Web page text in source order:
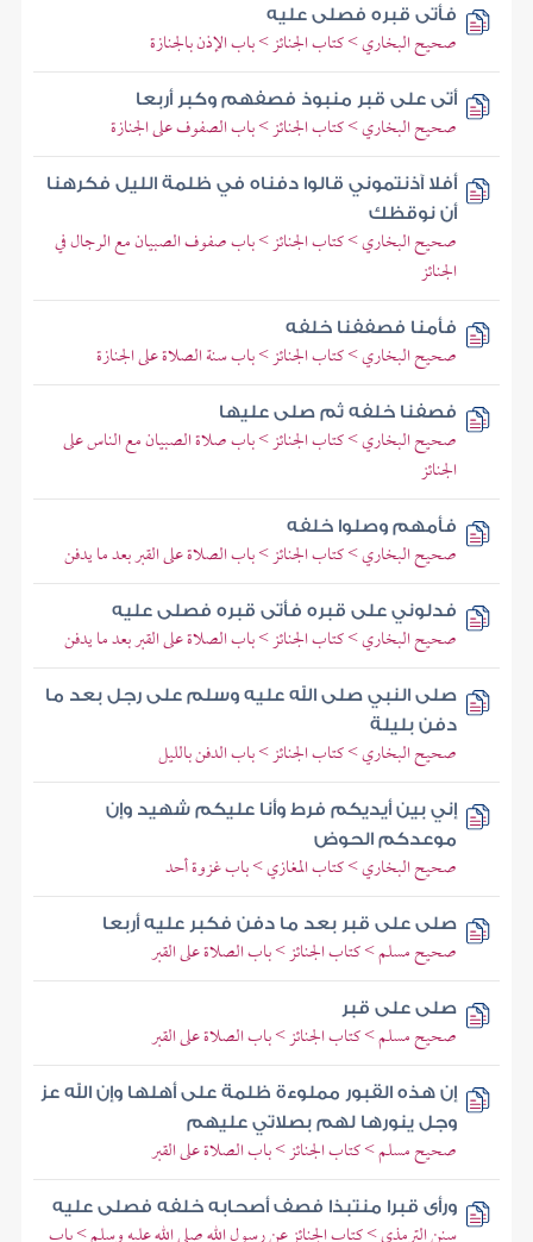
فأتى قبره فصلى عليه
صحيح البخاري > كتاب الجنائز > باب الإذن بالجنازة
أتى على قبر منبوذ فصفهم وكبر أربعا
صحيح البخاري > كتاب الجنائز > باب الصفوف على الجنازة
أفلا آذنتموني قالوا دفناه في ظلمة الليل فكرهنا
أن نوقظك
صحيح البخاري > كتاب الجنائز > باب صفوف الصبيان مع الرجال في
الجنائز
فأمنا فصففنا خلفه
صحيح البخاري > كتاب الجنائز > باب سنة الصلاة على الجنازة
فصفنا خلفه ثم صلى عليها
صحيح البخاري > كتاب الجنائز > باب صلاة الصبيان مع الناس على
الجنائز
فأمهم وصلوا خلفه
صحيح البخاري > كتاب الجنائز > باب الصلاة على القبر بعد ما يدفن
فدلوني على قبره فأتى قبره فصلى عليه
صحيح البخاري > كتاب الجنائز > باب الصلاة على القبر بعد ما يدفن
صلى النبي صلى الله عليه وسلم على رجل بعد ما
دفن بليلة
صحيح البخاري > كتاب الجنائز > باب الدفن بالليل
إني بين أيديكم فرط وأنا عليكم شهيد وإن
موعدكم الحوض
صحيح البخاري > كتاب المغازي > باب غزوة أحد
صلى على قبر بعد ما دفن فكبر عليه أربعا
صحيح مسلم > كتاب الجنائز > باب الصلاة على القبر
صلى على قبر
صحيح مسلم > كتاب الجنائز > باب الصلاة على القبر
إن هذه القبور مملوءة ظلمة على أهلها وإن الله عز
وجل ينورها لهم بصلاتي عليهم
صحيح مسلم > كتاب الجنائز > باب الصلاة على القبر
ورأى قبرا منتبذا فصف أصحابه خلفه فصلى عليه